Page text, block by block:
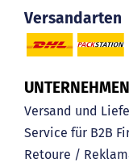
Versandarten
UNTERNEHMEN
Versand und
Service für B2B
Retoure /